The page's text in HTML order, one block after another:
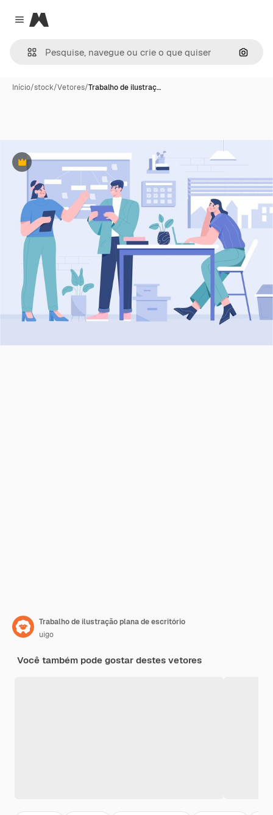
Close menu
Magnific
Início/stock/Vetores/Trabalho de ilustraç…
Premium
Trabalho de ilustração plana de escritório
uigo
Você também pode gostar destes vetores